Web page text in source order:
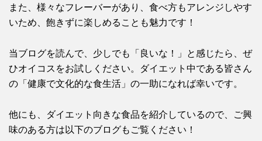
また、様々なフレーバーがあり、食べ方もアレンジしやす
いため、飽きずに楽しめることも魅力です！
当ブログを読んで、少しでも「良いな！」と感じたら、ぜ
ひオイコスをお試しください。ダイエット中である皆さん
の「健康で文化的な食生活」の一助になれば幸いです。
他にも、ダイエット向きな食品を紹介しているので、ご興
味のある方は以下のブログもご覧ください！